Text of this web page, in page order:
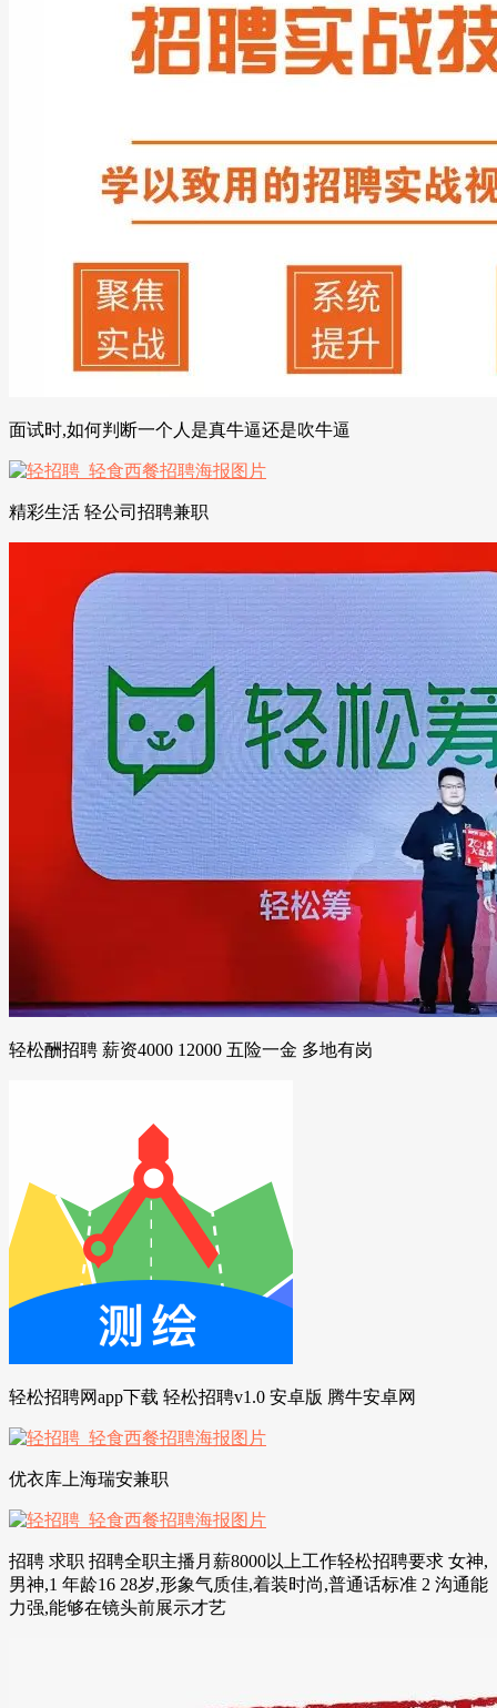
面试时,如何判断一个人是真牛逼还是吹牛逼
精彩生活 轻公司招聘兼职
轻松酬招聘 薪资4000 12000 五险一金 多地有岗
轻松招聘网app下载 轻松招聘v1.0 安卓版 腾牛安卓网
优衣库上海瑞安兼职
招聘 求职 招聘全职主播月薪8000以上工作轻松招聘要求 女神,
男神,1 年龄16 28岁,形象气质佳,着装时尚,普通话标准 2 沟通能
力强,能够在镜头前展示才艺